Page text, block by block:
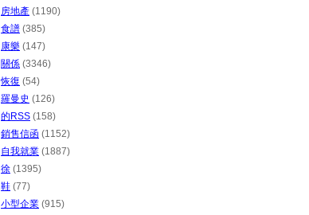
房地產 (1190)
食譜 (385)
康樂 (147)
關係 (3346)
恢復 (54)
羅曼史 (126)
的RSS (158)
銷售信函 (1152)
自我就業 (1887)
徐 (1395)
鞋 (77)
小型企業 (915)